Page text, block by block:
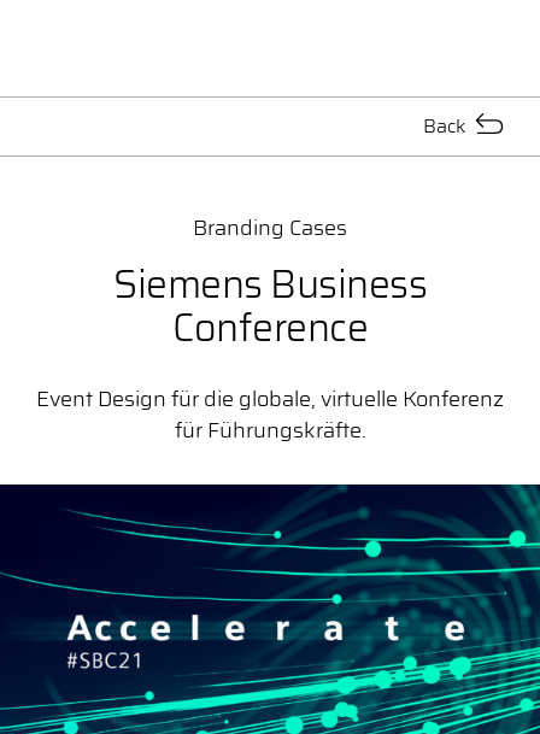
Back
Branding Cases
Siemens Business
Conference
Event Design für die globale, virtuelle Konferenz
für Führungskräfte.